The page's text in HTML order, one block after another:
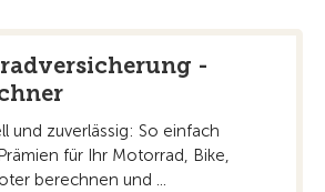
-
und zuverlässig: So einfach
für Ihr Motorrad, Bike,
berechnen und ...